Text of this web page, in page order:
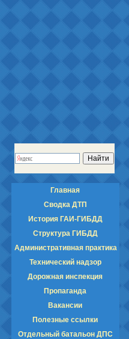
Главная
Сводка ДТП
История ГАИ-ГИБДД
Структура ГИБДД
Административная практика
Технический надзор
Дорожная инспекция
Пропаганда
Вакансии
Полезные ссылки
Отдельный батальон ДПС